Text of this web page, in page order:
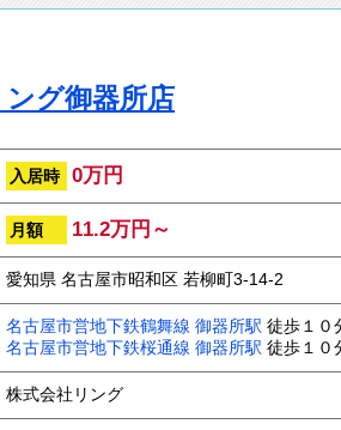
グ御器所店
入居時 0万円
月額 11.2万円～
愛知県 名古屋市昭和区 若柳町3-14-2
名古屋市営地下鉄鶴舞線 御器所駅 徒歩１０
名古屋市営地下鉄桜通線 御器所駅 徒歩１０
株式会社リング